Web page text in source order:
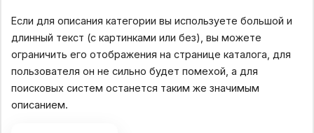
Карточка товара
Отображение меню
Размер большой фотографии
Соц. сети для расшаривания
Ссылки на предыдущий и следующий товар
Если для описания категории вы используете большой и
длинный текст (с картинками или без), вы можете
ограничить его отображения на странице каталога, для
пользователя он не сильно будет помехой, а для
поисковых систем останется таким же значимым
описанием.